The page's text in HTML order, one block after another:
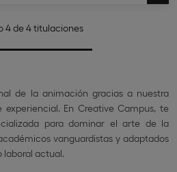
4 de 4 titulaciones
de la animación gracias a nuestra
En Creative Campus, te
para dominar el arte de la
vanguardistas y adaptados
laboral actual.